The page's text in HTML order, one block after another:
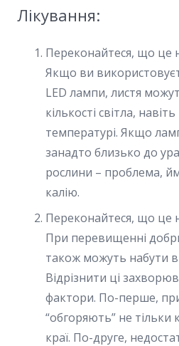
Лікування:
Переконайтеся, що це
Якщо ви
LED лампи, листя
кількості світла,
температурі. Якщо
занадто близько до
рослини – проблема,
калію.
Переконайтеся, що це
При перевищенні
також можуть набути
Відрізнити ці
фактори. По-перше,
“обгоряють” не тільки
краї. По-друге,